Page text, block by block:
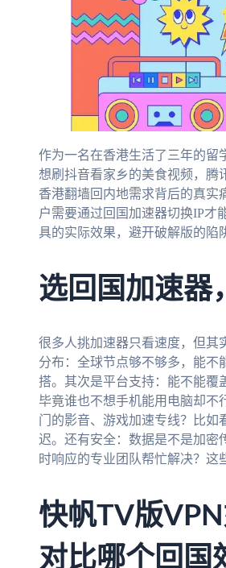
作为一名在香港生活了三年的
想刷抖音看家乡的美食视频，腾
香港翻墙回内地需求背后的真实
户需要通过回国加速器切换IP才
具的实际效果，避开破解版的陷
选回国加速器
很多人挑加速器只看速度，但其
分布：全球节点够不够多，能不
搭。其次是平台支持：能不能覆
毕竟谁也不想手机能用电脑却不
门的影音、游戏加速专线？比如
迟。还有安全：数据是不是加密
时响应的专业团队帮忙解决？这
快帆TV版
对比哪个回国